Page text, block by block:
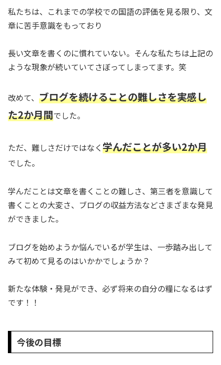
私たちは、これまでの学校での国語の評価を見る限り、文
章に苦手意識をもっており
長い文章を書くのに慣れていない。そんな私たちは上記の
ような現象が続いていてさぼってしまってます。笑
改めて、 ブログを続けることの難しさを実感し
た2か月間でした。
ただ、難しさだけではなく学んだことが多い2か月
でした。
学んだことは文章を書くことの難しさ、第三者を意識して
書くことの大変さ、ブログの収益方法などさまざまな発見
ができました。
ブログを始めようか悩んでいるが学生は、一歩踏み出して
みて初めて見るのはいかかでしょうか？
新たな体験・発見ができ、必ず将来の自分の糧になるはず
です！！
今後の目標